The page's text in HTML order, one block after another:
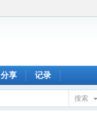
分享 记录
搜索